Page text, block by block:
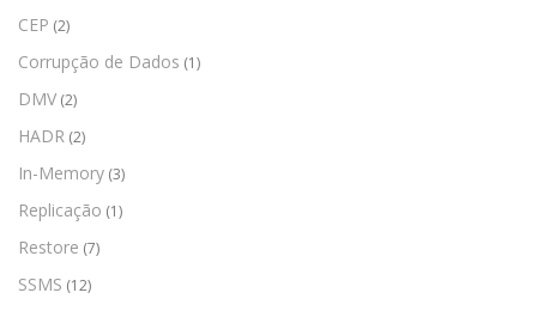
CEP (2)
Corrupção de Dados (1)
DMV (2)
HADR (2)
In-Memory (3)
Replicação (1)
Restore (7)
SSMS (12)